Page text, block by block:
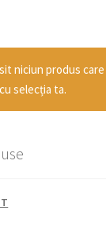
niciun produs care
selecția ta.